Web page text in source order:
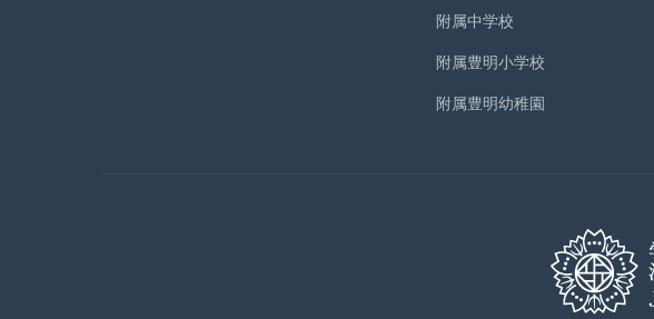
附属中学校
附属豊明小学校
附属豊明幼稚園